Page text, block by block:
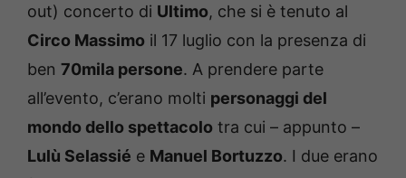
out) concerto di Ultimo, che si è tenuto al
Circo Massimo il 17 luglio con la presenza di
ben 70mila persone. A prendere parte
all’evento, c’erano molti personaggi del
mondo dello spettacolo tra cui – appunto –
Lulù Selassié e Manuel Bortuzzo. I due erano